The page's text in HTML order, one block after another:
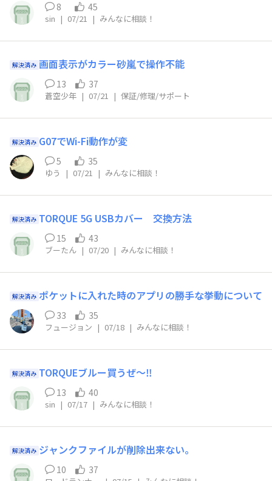
8 45
sin | 07/21 | みんなに相談！
解決済み 画面表示がカラー砂嵐で操作不能
13 37
蒼空少年 | 07/21 | 保証/修理/サポート
解決済み G07でWi-Fi動作が変
5 35
ゆう | 07/21 | みんなに相談！
解決済み TORQUE 5G USBカバー 交換方法
15 43
ブーたん | 07/20 | みんなに相談！
解決済み ポケットに入れた時のアプリの勝手な挙動について
33 35
フュージョン | 07/18 | みんなに相談！
解決済み TORQUEブルー買うぜ～‼️
13 40
sin | 07/17 | みんなに相談！
解決済み ジャンクファイルが削除出来ない。
10 37